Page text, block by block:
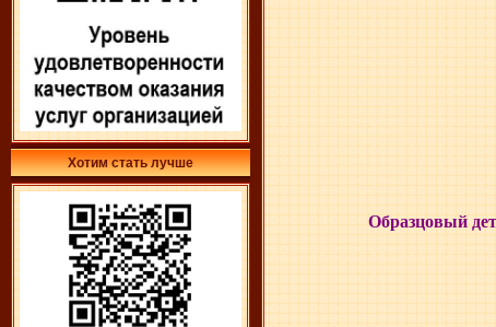
Хотим стать лучше
Образцовый